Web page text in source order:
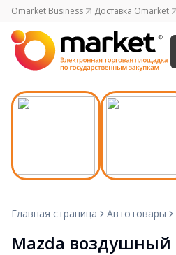
Omarket Business Доставка Omarket
Главная страница Автотовары
Mazda воздушный